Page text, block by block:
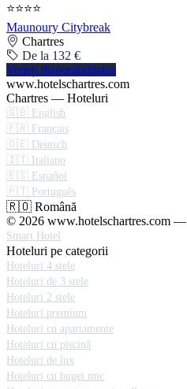
⭐⭐⭐⭐
Maunoury Citybreak
Chartres
De la 132 €
Vedeți disponibilitatea
www.hotelschartres.com
Chartres — Hoteluri
🇬🇧 English
🇫🇷 Français
🇩🇪 Deutsch
🇮🇹 Italiano
🇪🇸 Español
🇵🇹 Português
🇷🇴 Română
© 2026 www.hotelschartres.com —
Smart Hotel
Hoteluri pe categorii
Hoteluri 4 stele
Hoteluri de 3 stele
Hoteluri 2 stele
Hoteluri premium
Hoteluri cu apartamente
Hoteluri cu piscină
Hoteluri de lux
Hoteluri cu buget mic